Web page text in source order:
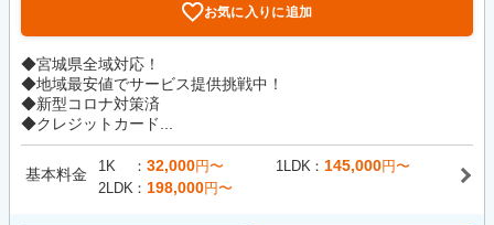
お気に入りに追加
◆宮城県全域対応！
◆地域最安値でサービス提供挑戦中！
◆新型コロナ対策済
◆クレジットカード...
基本料金 1K 32,000円〜 1LDK 145,000円〜
2LDK
198,000円〜